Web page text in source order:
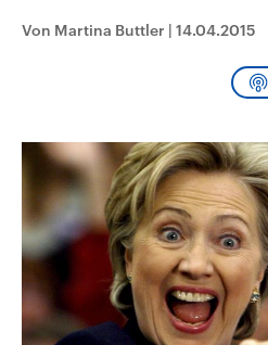
Umfragen, Prognosen,
Wahlprogramme, aktuelle Berichte
und Kandidaten der anstehenden
Von Martina Buttler | 14.04.2015